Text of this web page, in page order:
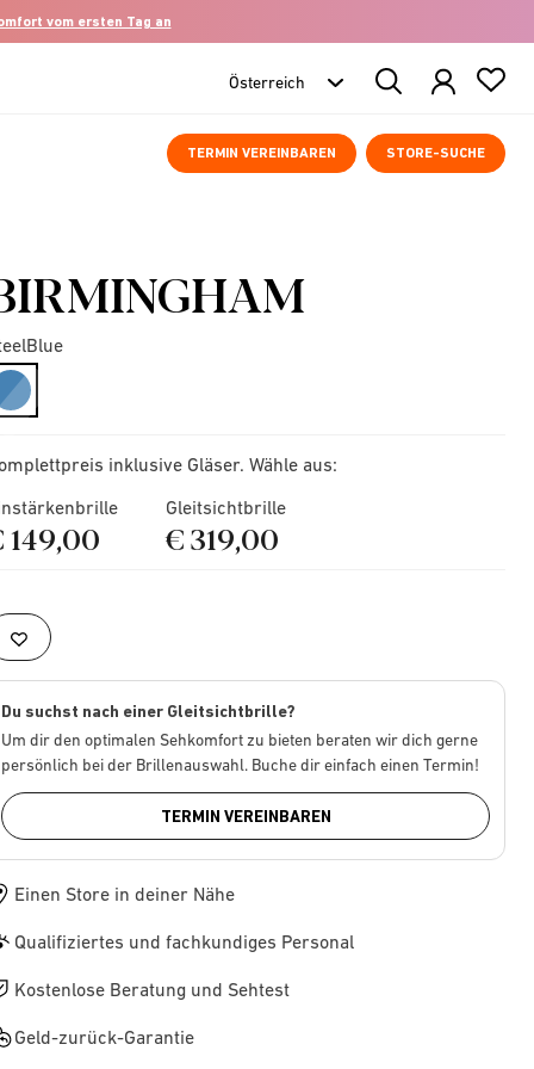
vom ersten Tag an
Search
Products
TERMIN VEREINBAREN STORE-SUCHE
selected
inklusive Gläser. Wähle aus:
149,00
Gleitsichtbrille
€ 319,00
Du suchst nach einer Gleitsichtbrille?
Um dir den optimalen Sehkomfort zu bieten beraten wir dich gerne
persönlich bei der Brillenauswahl. Buche dir einfach einen Termin!
TERMIN VEREINBAREN
Einen Store in deiner Nähe
Qualifiziertes und fachkundiges Personal
Kostenlose Beratung und Sehtest
Geld-zurück-Garantie